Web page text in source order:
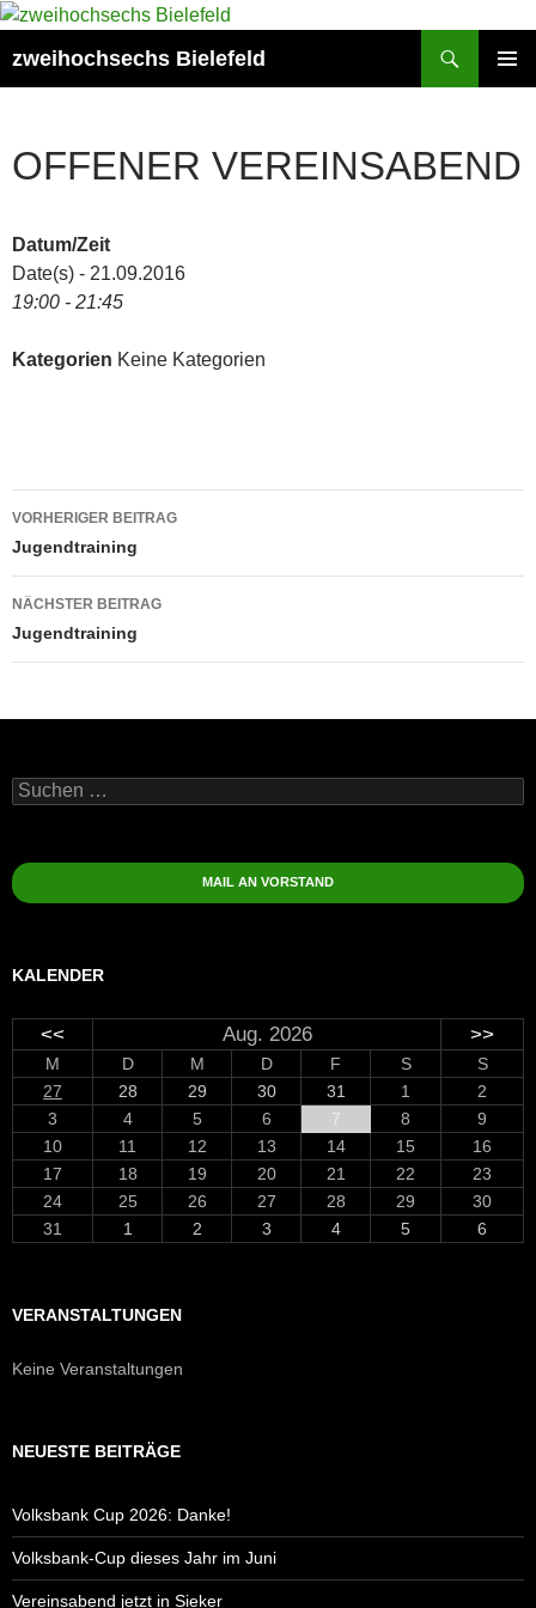
Zum
springen
zweihochsechs Bielefeld
OFFENER VEREINSABEND
Datum/Zeit
Date(s) - 21.09.2016
19:00 - 21:45
Kategorien Keine Kategorien
Beitragsnavigation
VORHERIGER BEITRAG
Jugendtraining
NÄCHSTER BEITRAG
Jugendtraining
Suchen
nach:
MAIL AN VORSTAND
KALENDER
<< Aug. 2026 >>
M D M D F S
S
27
28 29 30 31 1
2
3
4 5 6 7 8
9
10
11 12 13 14 15
16
17
18 19 20 21 22
23
24
25 26 27 28 29
30
31
1 2 3 4 5 6
VERANSTALTUNGEN
Keine Veranstaltungen
NEUESTE BEITRÄGE
Volksbank Cup 2026: Danke!
Volksbank-Cup dieses Jahr im Juni
Vereinsabend jetzt in Sieker